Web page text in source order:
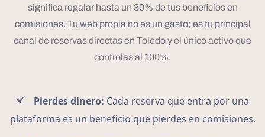
significa regalar hasta un 30% de tus beneficios en
comisiones. Tu web propia no es un gasto; es tu principal
canal de reservas directas en Toledo y el único activo que
controlas al 100%.
Pierdes dinero: Cada reserva que entra por una
plataforma es un beneficio que pierdes en comisiones.